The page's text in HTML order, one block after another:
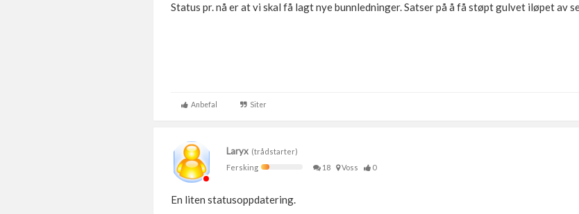
Status pr. nå er at vi skal få lagt nye bunnledninger. Satser på å få støpt gulvet iløpet av
Anbefal Siter
Laryx (trådstarter)
Fersking
18 Voss 0
En liten statusoppdatering.